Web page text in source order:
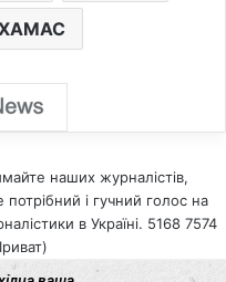
наших журналістів,
і гучний голос на
в Україні. 5168 7574